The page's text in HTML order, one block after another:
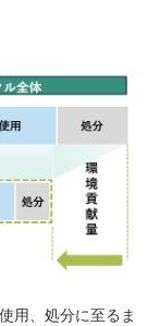
用、処分に至るま